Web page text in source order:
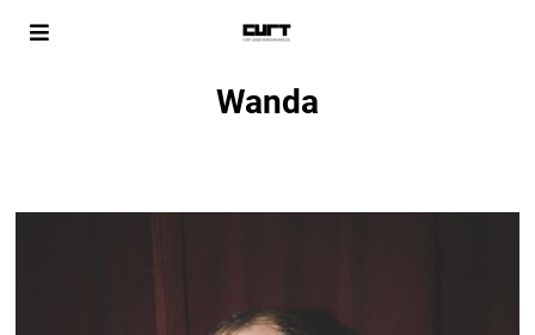
Wanda